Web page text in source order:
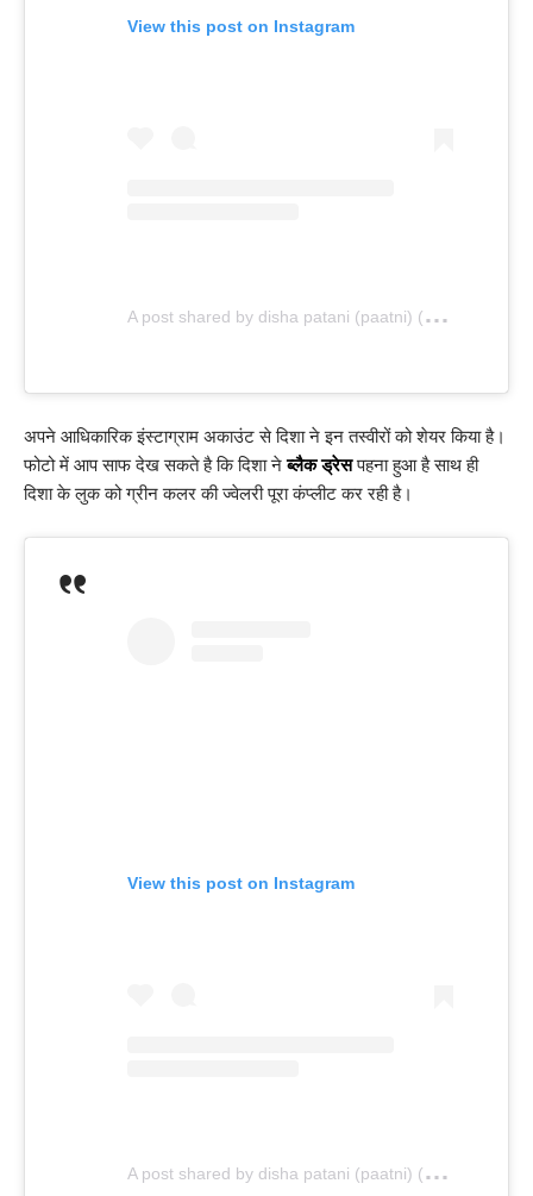
View this post on Instagram
A
post shared by disha patani (paatni) (@dishapatani)
अपने आधिकारिक इंस्टाग्राम अकाउंट से दिशा ने इन तस्वीरों को शेयर किया है।
फोटो में आप साफ देख सकते है कि दिशा नेब्लैक ड्रेसपहना हुआ है साथ ही
दिशा के लुक को ग्रीन कलर की ज्वेलरी पूरा कंप्लीट कर रही है।
View this post on Instagram
A
post shared by disha patani (paatni) (@dishapatani)